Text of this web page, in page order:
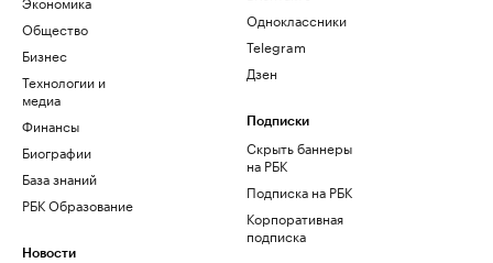
Общество
Бизнес
Технологии и
медиа
Финансы
Биографии
База знаний
РБК Образование
Новости
Одноклассники
Telegram
Дзен
Подписки
Скрыть баннеры
на РБК
Подписка на РБК
Корпоративная
подписка